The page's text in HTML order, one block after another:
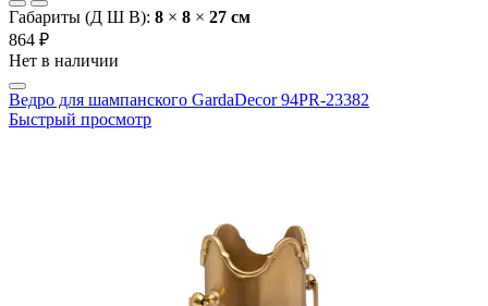
Габариты (Д Ш В): 8 × 8 × 27 cм
864 ₽
Нет в наличии
Ведро для шампанского GardaDecor 94PR-23382
Быстрый просмотр